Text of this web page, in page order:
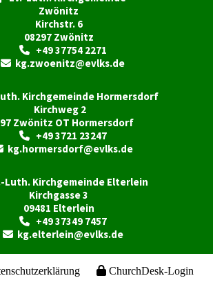
Zwönitz
Kirchstr. 6
08297 Zwönitz
+49 37754 2271
 kg.zwoenitz@evlks.de
Kirchgemeinde Hormersdorf
Kirchweg 2
Zwönitz OT Hormersdorf
+49 3721 23247
kg.hormersdorf@evlks.de
Kirchgemeinde Elterlein
Kirchgasse 3
09481 Elterlein
+49 37349 7457
 kg.elterlein@evlks.de
ChurchDesk-Login